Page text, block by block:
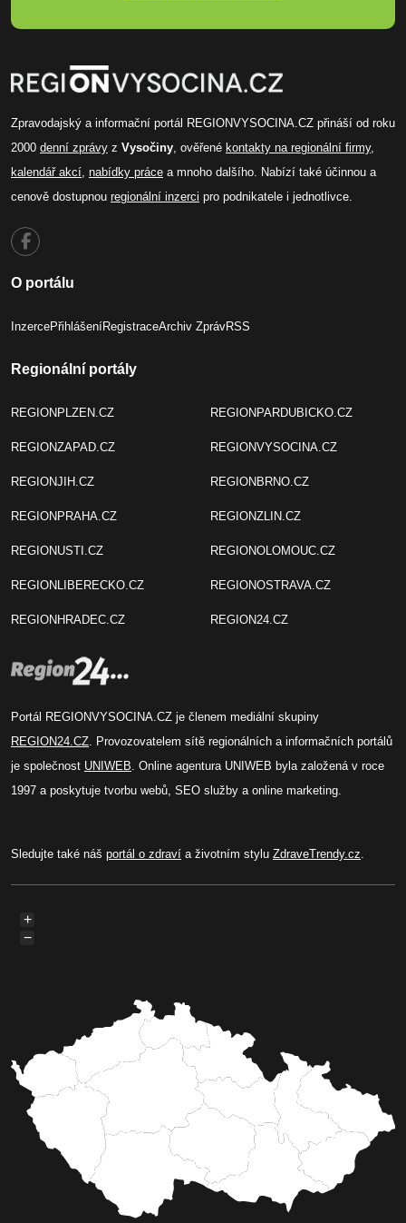
Zpravodajský a informační portál REGIONVYSOCINA.CZ přináší od roku
2000 denní zprávy z Vysočiny , ověřené kontakty na regionální firmy,
kalendář akcí nabídky práce a mnoho dalšího. Nabízí také účinnou a
cenově dostupnou regionální inzerci pro podnikatele i jednotlivce.
O portálu
InzercePřihlášeníRegistraceArchiv ZprávRSS
Regionální portály
REGIONPLZEN.CZ
REGIONZAPAD.CZ
REGIONJIH.CZ
REGIONPRAHA.CZ
REGIONUSTI.CZ
REGIONLIBERECKO.CZ
REGIONHRADEC.CZ
REGIONPARDUBICKO.CZ
REGIONVYSOCINA.CZ
REGIONBRNO.CZ
REGIONZLIN.CZ
REGIONOLOMOUC.CZ
REGIONOSTRAVA.CZ
REGION24.CZ
Portál REGIONVYSOCINA.CZ je členem mediální skupiny
REGION24.CZ . Provozovatelem sítě regionálních a informačních portálů
je společnost UNIWEB . Online agentura UNIWEB byla založená v roce
1997 a poskytuje tvorbu webů, SEO služby a online marketing.
Sledujte také náš portál o zdraví a životním stylu ZdraveTrendy.cz
+
−